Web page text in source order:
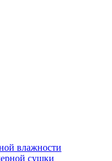
влажности
сушки